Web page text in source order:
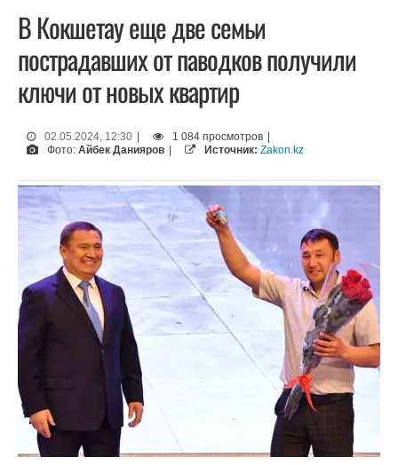
В Кокшетау еще две семьи
пострадавших от паводков получили
ключи от новых квартир
02.05.2024, 12:30 1 084 просмотров
Фото: Айбек Данияров Источник: Zakon.kz